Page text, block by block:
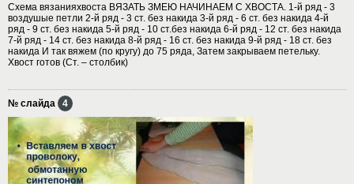
Схема вязанияхвоста ВЯЗАТЬ ЗМЕЮ НАЧИНАЕМ С ХВОСТА. 1-й ряд - 3
воздушые петли 2-й ряд - 3 ст. без накида 3-й ряд - 6 ст. без накида 4-й
ряд - 9 ст. без накида 5-й ряд - 10 ст.без накида 6-й ряд - 12 ст. без накида
7-й ряд - 14 ст. без накида 8-й ряд - 16 ст. без накида 9-й ряд - 18 ст. без
накида И так вяжем (по кругу) до 75 ряда, Затем закрываем петельку.
Хвост готов (Ст. – столбик)
№ слайда 4